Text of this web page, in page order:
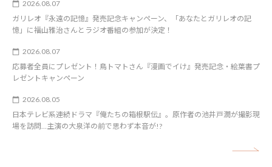
2026.08.07
ガリレオ『永遠の記憶』発売記念キャンペーン、「あなたとガリレオの記
憶」に福山雅治さんとラジオ番組の参加が決定！
2026.08.07
応募者全員にプレゼント！鳥トマトさん『漫画でイけ』発売記念・絵葉書プ
レゼントキャンペーン
2026.08.05
日本テレビ系連続ドラマ『俺たちの箱根駅伝』。原作者の池井戸潤が撮影現
場を訪問…主演の大泉洋の前で思わず本音が!?